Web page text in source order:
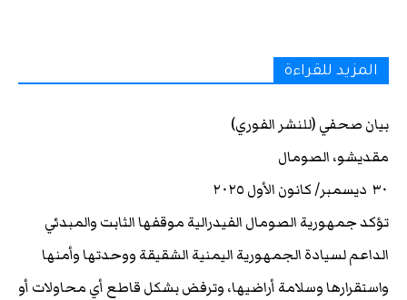
المزيد للقراءة
بيان صحفي (للنشر الفوري)
مقديشو، الصومال
٣٠ ديسمبر/ كانون الأول ٢٠٢٥
تؤكد جمهورية الصومال الفيدرالية موقفها الثابت والمبدئي
الداعم لسيادة الجمهورية اليمنية الشقيقة ووحدتها وأمنها
واستقرارها وسلامة أراضيها، وترفض بشكل قاطع أي محاولات أو